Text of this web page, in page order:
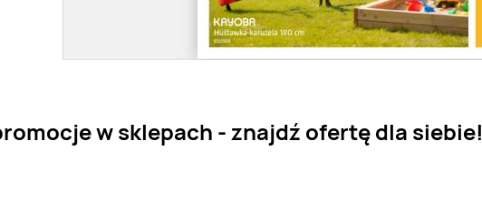
w sklepach - znajdź ofertę dla siebie!